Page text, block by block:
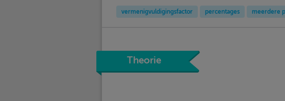
vermenigvuldigingsfactor percentages meerdere
Theorie